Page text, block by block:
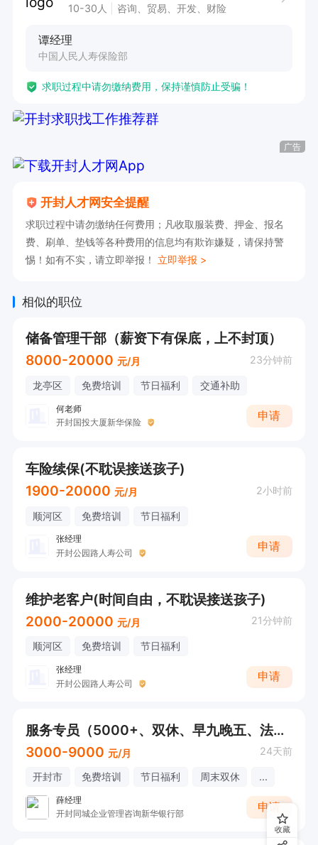
法定节假日、每周休息一天半。
10-30人 咨询、贸易、开发、财险
谭经理
中国人民人寿保险部
求职过程中请勿缴纳费用，保持谨慎防止受骗！
广告
开封人才网安全提醒
求职过程中请勿缴纳任何费用；凡收取服装费、押金、报名
费、刷单、垫钱等各种费用的信息均有欺诈嫌疑，请保持警
惕！如有不实，请立即举报！ 立即举报 >
相似的职位
储备管理干部（薪资下有保底，上不封顶）
8000-20000 元/月 23分钟前
龙亭区 免费培训 节日福利 交通补助
何老师
开封国投大厦新华保险
申请
车险续保(不耽误接送孩子)
1900-20000 元/月 2小时前
顺河区 免费培训 节日福利
张经理
开封公园路人寿公司
申请
维护老客户(时间自由，不耽误接送孩子)
2000-20000 元/月 21分钟前
顺河区 免费培训 节日福利
张经理
开封公园路人寿公司
申请
服务专员（5000+、双休、早九晚五、法定节假日）
3000-9000 元/月 24天前
开封市 免费培训 节日福利 周末双休 ...
薛经理
开封同城企业管理咨询新华银行部
申请
收藏